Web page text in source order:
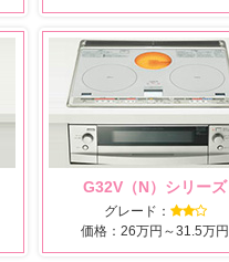
G32V（N）シリーズ
グレード：
価格：26万円～31.5万円